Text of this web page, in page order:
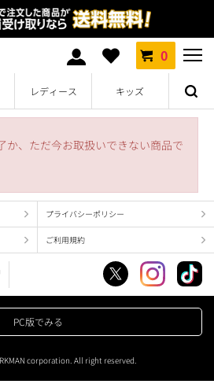
0
レディース キッズ
か、ただ今お取扱いできない商品で
プライバシーポリシー
ご利用規約
PC版でみる
corporation. All right reserved.